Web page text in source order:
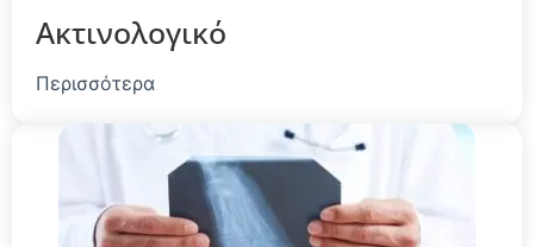
Ακτινολογικό
Περισσότερα